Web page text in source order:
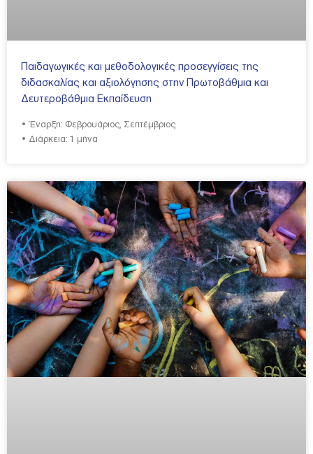
Παιδαγωγικές και μεθοδολογικές προσεγγίσεις της
διδασκαλίας και αξιολόγησης στην Πρωτοβάθμια και
Δευτεροβάθμια Εκπαίδευση
• Έναρξη: Φεβρουάριος, Σεπτέμβριος
• Διάρκεια: 1 μήνα